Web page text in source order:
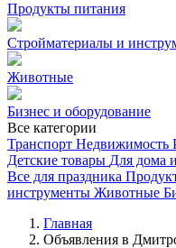
Продукты питания
Стройматериалы и
Животные
Бизнес и оборудование
Все категории
Транспорт Недвижимость
Детские товары Для дома
Все для праздника
инструменты Животные
Главная
Объявления в